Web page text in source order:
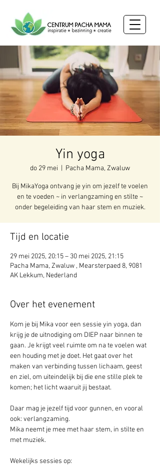
Yin yoga
do 29 mei Pacha Mama, Zwaluw
Bij MikaYoga ontvang je yin om jezelf te voelen
en te voeden ~ in verlangzaming en stilte ~
onder begeleiding van haar stem en muziek.
Tijd en locatie
29 mei 2025, 20:15 – 30 mei 2025, 21:15
Pacha Mama, Zwaluw , Mearsterpaed 8, 9081
AK Lekkum, Nederland
Over het evenement
Kom je bij Mika voor een sessie yin yoga, dan
krijg je de uitnodiging om DIEP naar binnen te
gaan. Je krijgt veel ruimte om na te voelen wat
een houding met je doet. Het gaat over het
maken van verbinding tussen lichaam, geest
en ziel, om uiteindelijk bij die ene stille plek te
komen; het licht waaruit jij bestaat.
Daar mag je jezelf tijd voor gunnen, en vooral
ook: verlangzaming.
Mika neemt je mee met haar stem, in stilte en
met muziek.
Wekelijks sessies op: